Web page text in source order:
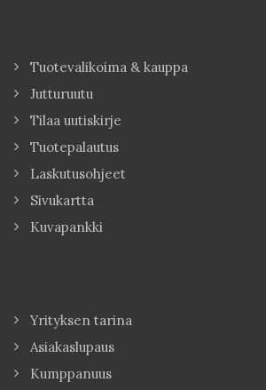
Tuotevalikoima & kauppa
Jutturuutu
Tilaa uutiskirje
Tuotepalautus
Laskutusohjeet
Sivukartta
Kuvapankki
Yrityksen tarina
Asiakaslupaus
Kumppanuus